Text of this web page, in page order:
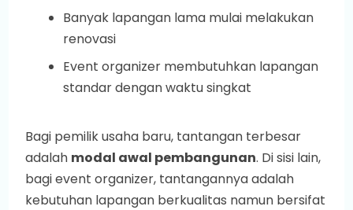
Banyak lapangan lama mulai melakukan
renovasi
Event organizer membutuhkan lapangan
standar dengan waktu singkat
Bagi pemilik usaha baru, tantangan terbesar
adalah modal awal pembangunan. Di sisi lain,
bagi event organizer, tantangannya adalah
kebutuhan lapangan berkualitas namun bersifat